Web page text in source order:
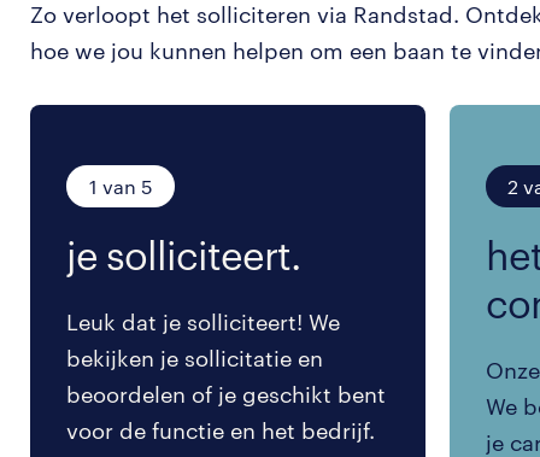
Zo verloopt het solliciteren via Randstad.
hoe we jou kunnen helpen om een baan te
1 van 5
je solliciteert.
Leuk dat je solliciteert! We
bekijken je sollicitatie en
beoordelen of je geschikt bent
voor de functie en het bedrijf.
2
We
je